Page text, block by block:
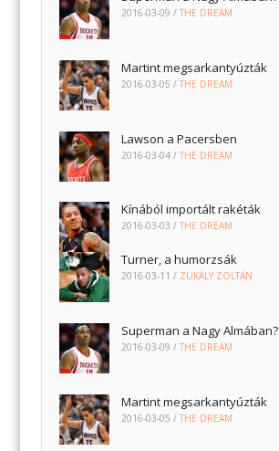
2016-03-09 /THE DREAM
Martint megsarkantyúzták
2016-03-05 /THE DREAM
Lawson a Pacersben
2016-03-04 /THE DREAM
Kínából importált rakéták
2016-03-03 /THE DREAM
Turner, a humorzsák
2016-03-11 / ZUKÁLY ZOLTÁN
Superman a Nagy Almában?
2016-03-09 /THE DREAM
Martint megsarkantyúzták
2016-03-05 /THE DREAM